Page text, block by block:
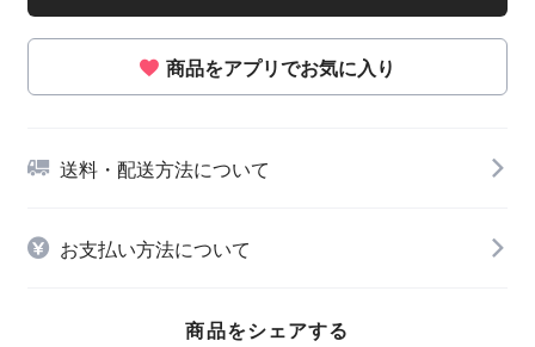
商品をアプリでお気に入り
送料・配送方法について
お支払い方法について
商品をシェアする